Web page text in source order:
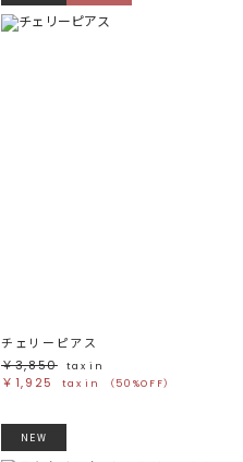
チェリーピアス
￥3,850
tax in
￥1,925 tax in （50%OFF）
NEW